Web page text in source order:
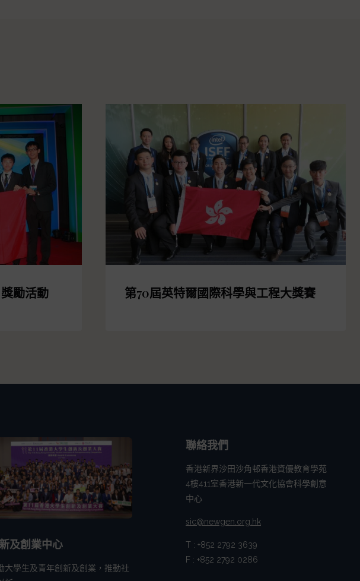
勵活動 第70屆英特爾國際科學與工程大獎賽
及創業中心
大學生及青年創新及創業，推動社
聯絡我們
香港新界沙田沙角邨香港資優教育學苑
4樓411室香港新一代文化協會科學創意
中心
sic@newgen.org.hk
T : +852 2792 3639
F : +852 2792 0286